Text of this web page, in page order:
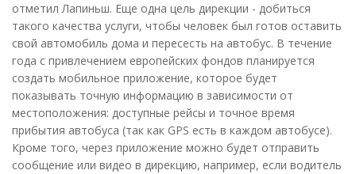
отметил Лапиньш. Еще одна цель дирекции - добиться
такого качества услуги, чтобы человек был готов оставить
свой автомобиль дома и пересесть на автобус. В течение
года с привлечением европейских фондов планируется
создать мобильное приложение, которое будет
показывать точную информацию в зависимости от
местоположения: доступные рейсы и точное время
прибытия автобуса (так как GPS есть в каждом автобусе).
Кроме того, через приложение можно будет отправить
сообщение или видео в дирекцию, например, если водитель